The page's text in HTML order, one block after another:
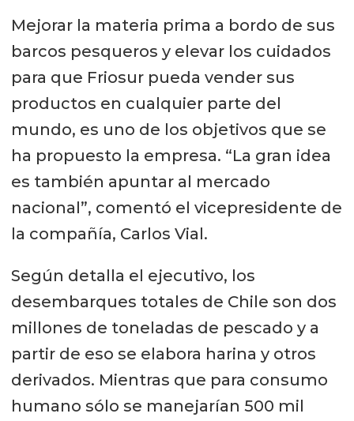
Mejorar la materia prima a bordo de sus
barcos pesqueros y elevar los cuidados
para que Friosur pueda vender sus
productos en cualquier parte del
mundo, es uno de los objetivos que se
ha propuesto la empresa. “La gran idea
es también apuntar al mercado
nacional”, comentó el vicepresidente de
la compañía, Carlos Vial.
Según detalla el ejecutivo, los
desembarques totales de Chile son dos
millones de toneladas de pescado y a
partir de eso se elabora harina y otros
derivados. Mientras que para consumo
humano sólo se manejarían 500 mil